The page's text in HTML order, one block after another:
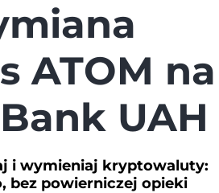
ATOM na
UAH
i wymieniaj kryptowaluty:
bez powierniczej opieki